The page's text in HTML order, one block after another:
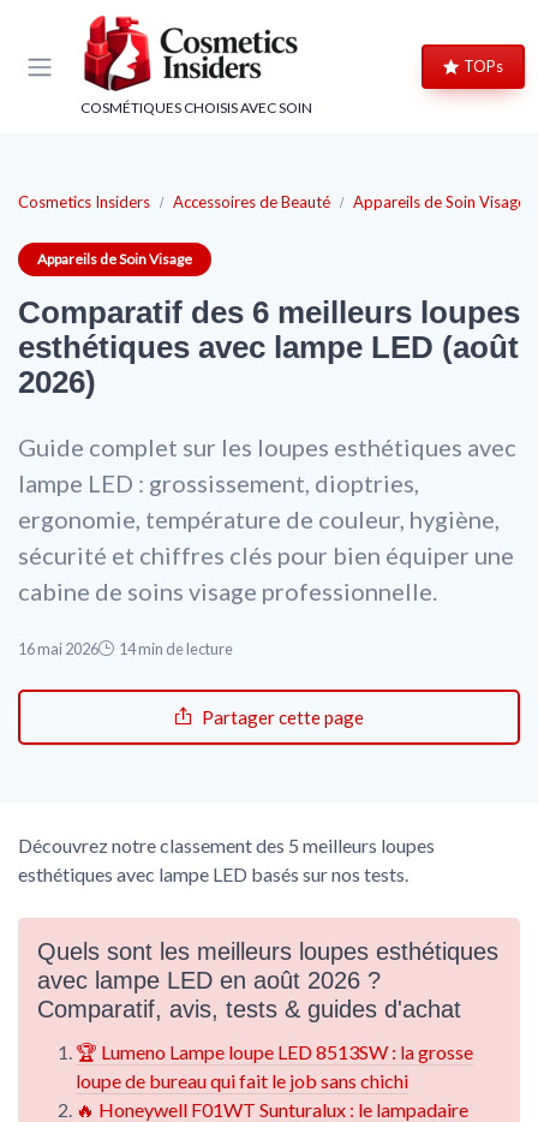
COSMÉTIQUES CHOISIS AVEC SOIN
TOPs
Cosmetics Insiders Accessoires de Beauté Appareils de Soin Visage
Appareils de Soin Visage
Comparatif des 6 meilleurs loupes
esthétiques avec lampe LED (août
2026)
Guide complet sur les loupes esthétiques avec
lampe LED : grossissement, dioptries,
ergonomie, température de couleur, hygiène,
sécurité et chiffres clés pour bien équiper une
cabine de soins visage professionnelle.
16 mai 2026 14 min de lecture
Partager cette page
Découvrez notre classement des 5 meilleurs loupes
esthétiques avec lampe LED basés sur nos tests.
Quels sont les meilleurs loupes esthétiques
avec lampe LED en août 2026 ?
Comparatif, avis, tests & guides d'achat
🏆 Lumeno Lampe loupe LED 8513SW : la grosse
loupe de bureau qui fait le job sans chichi
🔥 Honeywell F01WT Sunturalux : le lampadaire
Panneau de gestion des cookies